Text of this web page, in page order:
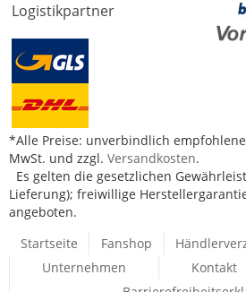
Logistikpartner
*Alle Preise: unverbindlich
MwSt. und zzgl. Versandkosten.
Es gelten die gesetzlichen
Lieferung); freiwillige
angeboten.
Startseite
Fanshop
Unternehmen
Kontakt